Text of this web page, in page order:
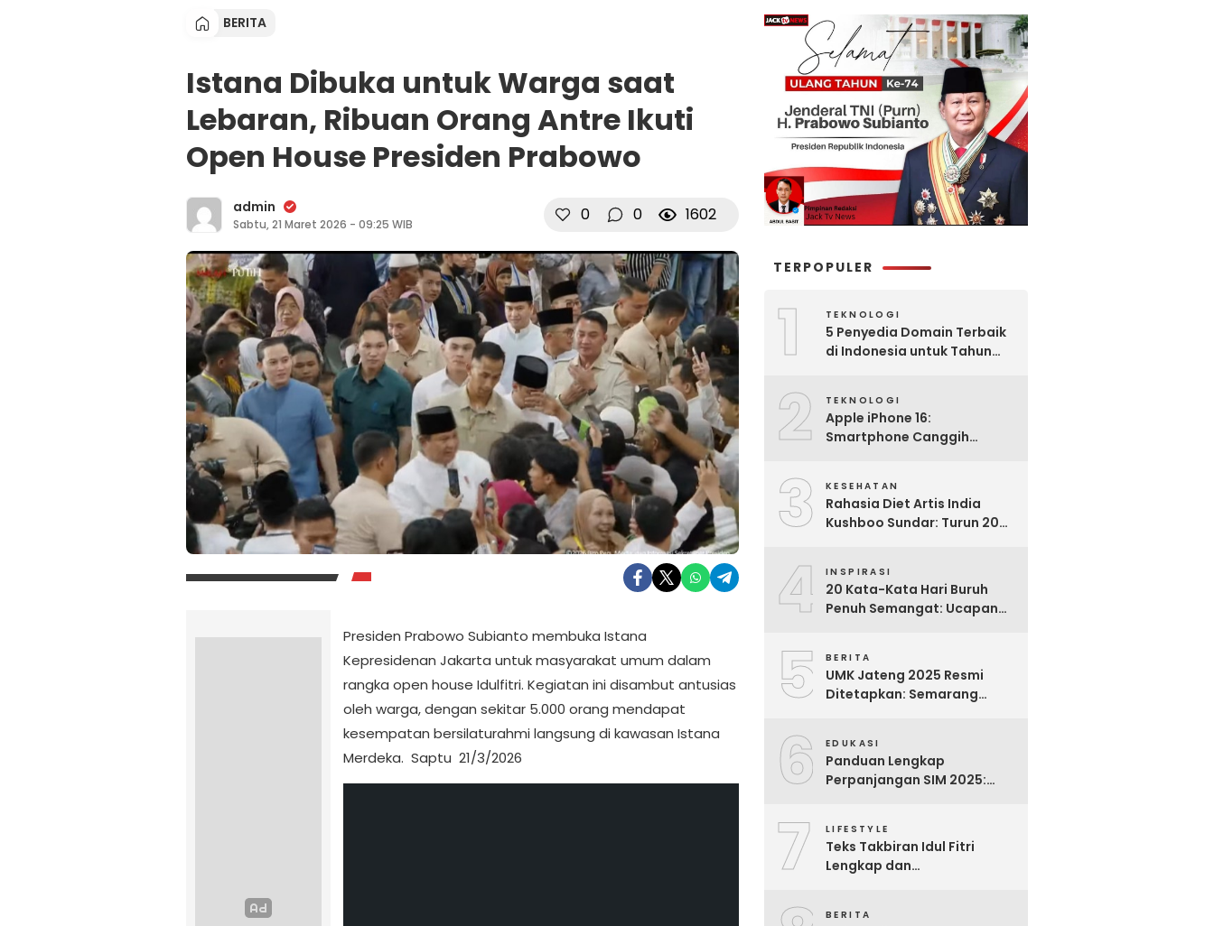
BERITA
Istana Dibuka untuk Warga saat
Lebaran, Ribuan Orang Antre Ikuti
Open House Presiden Prabowo
admin
Sabtu, 21 Maret 2026 - 09:25 WIB 0 0 1602
Presiden Prabowo Subianto membuka Istana
Kepresidenan Jakarta untuk masyarakat umum dalam
rangka open house Idulfitri. Kegiatan ini disambut antusias
oleh warga, dengan sekitar 5.000 orang mendapat
kesempatan bersilaturahmi langsung di kawasan Istana
Merdeka. Saptu 21/3/2026
TERPOPULER
1 TEKNOLOGI
5 Penyedia Domain Terbaik
di Indonesia untuk Tahun
2 TEKNOLOGI
Apple iPhone 16:
Smartphone Canggih
3 KESEHATAN
Rahasia Diet Artis India
Kushboo Sundar: Turun 20
4 INSPIRASI
20 Kata-Kata Hari Buruh
Penuh Semangat: Ucapan
5 BERITA
UMK Jateng 2025 Resmi
Ditetapkan: Semarang
6 EDUKASI
Panduan Lengkap
Perpanjangan SIM 2025:
7 LIFESTYLE
Teks Takbiran Idul Fitri
Lengkap dan
BERITA